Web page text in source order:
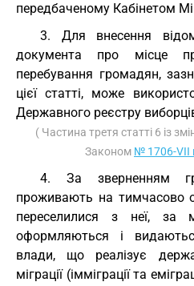
передбаченому Кабінетом
3. Для внесення
документа про місце
перебування громадян,
цієї статті, може
Державного реєстру
( Частина третя статті 6 із
Законом № 1706-VII
4. За зверненням
проживають на тимчасово
переселилися з неї, за
оформляються і
влади, що реалізує
міграції (імміграції та